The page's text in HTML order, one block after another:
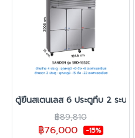
ตู้ยืนสเตนเลส 6 ประตูทึบ 2 ระบบ
฿89,810
฿76,000 -15%